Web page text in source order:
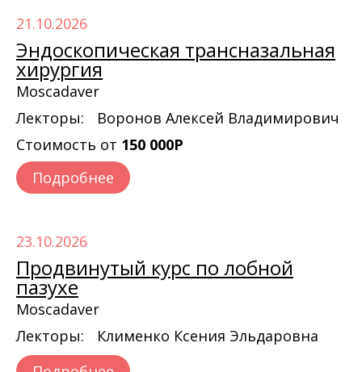
21.10.2026
Эндоскопическая трансназальная
хирургия
Moscadaver
Лекторы:
Воронов Алексей Владимирович
Стоимость от 150 000Р
Подробнее
23.10.2026
Продвинутый курс по лобной
пазухе
Moscadaver
Лекторы:
Клименко Ксения Эльдаровна